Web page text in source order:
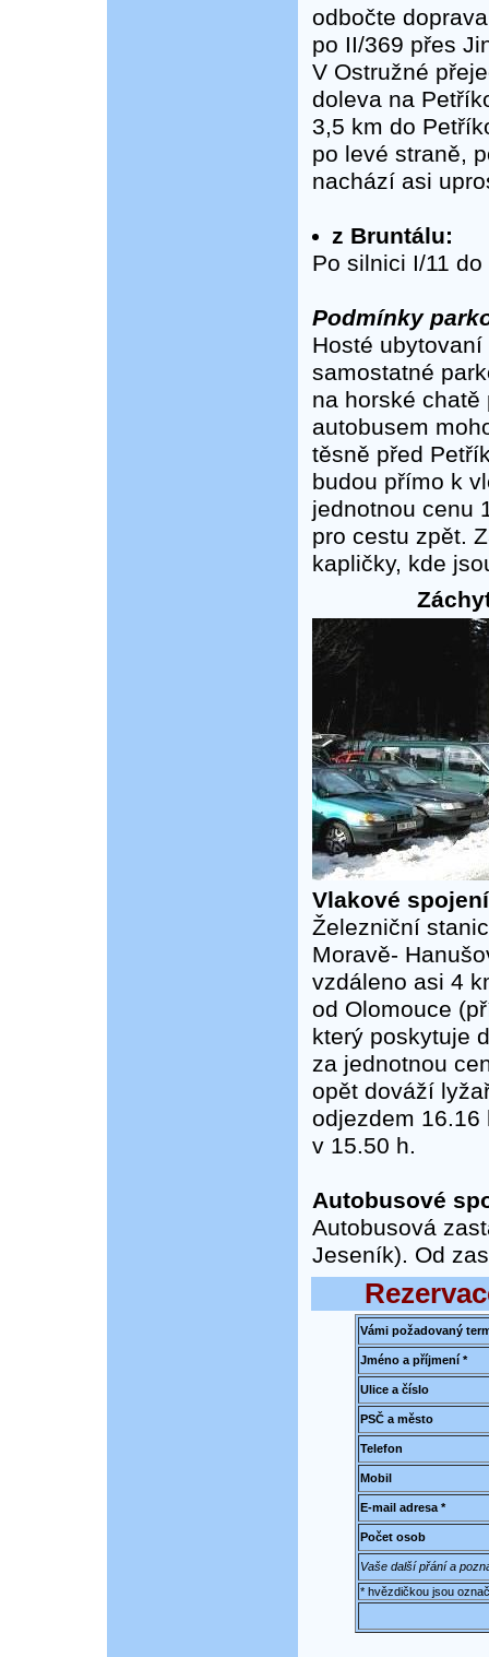
odbočte
po II/369 přes
V Ostružné
doleva na
3,5 km do
po levé straně,
nachází asi
z Bruntálu:
Po silnici I/11
Podmínky
Hosté
samostatné
na horské
autobusem
těsně před
budou přímo k
jednotnou cenu
pro cestu zpět.
kapličky, kde
Vlakové
Železniční
Moravě-
vzdáleno asi 4
od Olomouce
který poskytuje
za jednotnou
opět dováží
odjezdem
v 15.50 h.
Autobusové
Autobusová
Jeseník). Od
Vámi požadovaný
Jméno a příjmení *
Ulice a číslo
PSČ a město
Telefon
Mobil
E-mail adresa *
Počet osob
Vaše další přání a
* hvězdičkou jsou